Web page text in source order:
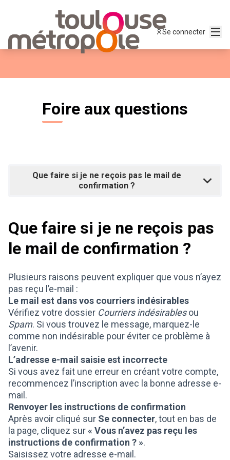
Se connecter
Foire aux questions
Que faire si je ne reçois pas le mail de
confirmation ?
Que faire si je ne reçois pas
le mail de confirmation ?
Plusieurs raisons peuvent expliquer que vous n’ayez
pas reçu l’e-mail :
Le mail est dans vos courriers indésirables
Vérifiez votre dossier Courriers indésirablesou
Spam. Si vous trouvez le message, marquez-le
comme non indésirable pour éviter ce problème à
l’avenir.
L’adresse e-mail saisie est incorrecte
Si vous avez fait une erreur en créant votre compte,
recommencez l’inscription avec la bonne adresse e-
mail.
Renvoyer les instructions de confirmation
Après avoir cliqué sur Se connecter, tout en bas de
la page, cliquez sur« Vous n’avez pas reçu les
instructions de confirmation ? ».
Saisissez votre adresse e-mail.